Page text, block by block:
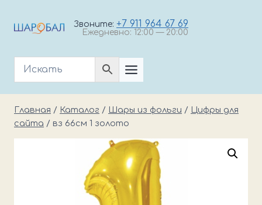
Звоните: +7 911 964 67 69
Ежедневно: 12:00 — 20:00
Главная / Каталог / Шары из фольги /
Цифры для
сайта / вз 66см 1 золото